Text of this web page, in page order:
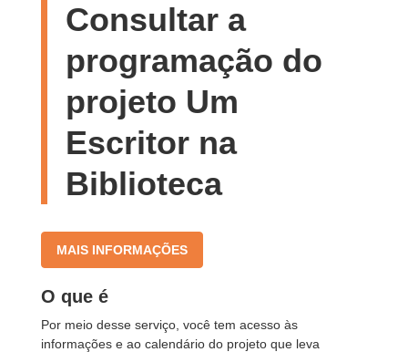
Consultar a
programação do
projeto Um
Escritor na
Biblioteca
MAIS INFORMAÇÕES
O que é
Por meio desse serviço, você tem acesso às
informações e ao calendário do projeto que leva